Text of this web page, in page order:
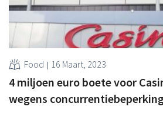
Food 16 Maart, 2023
4 miljoen euro boete voor
wegens